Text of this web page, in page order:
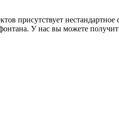
присутствует
У нас вы можете